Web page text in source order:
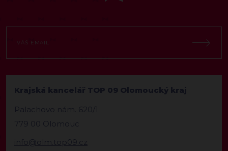
Krajská kancelář TOP 09 Olomoucký kraj
Palachovo nám. 620/1
779 00 Olomouc
info@olm.top09.cz